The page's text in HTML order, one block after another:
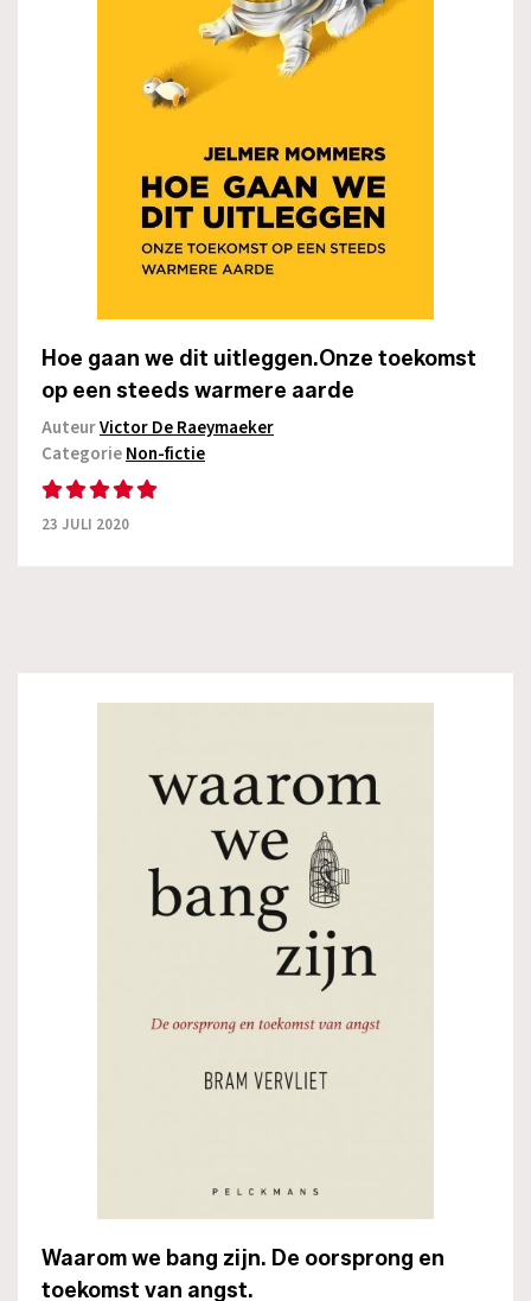
Hoe gaan we dit uitleggen.Onze toekomst
op een steeds warmere aarde
AuteurVictor De Raeymaeker
CategorieNon-fictie
23 JULI 2020
Waarom we bang zijn. De oorsprong en
toekomst van angst.